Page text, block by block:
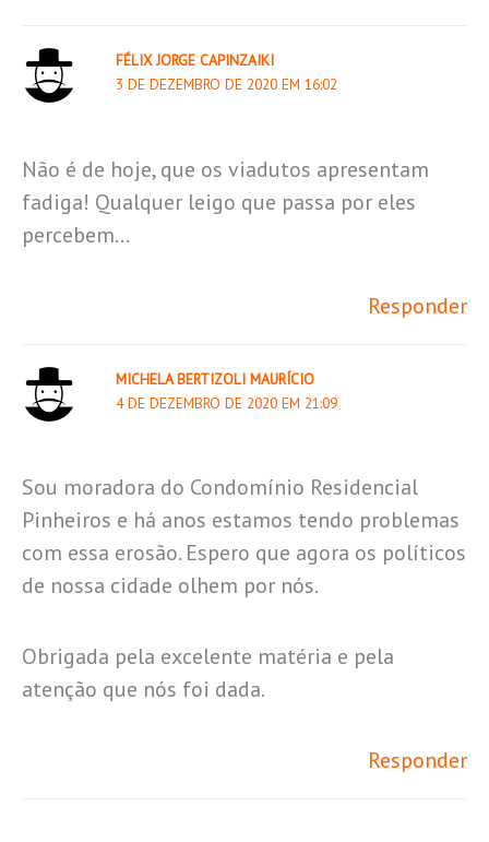
FÉLIX JORGE CAPINZAIKI
3 DE DEZEMBRO DE 2020 EM 16:02
Não é de hoje, que os viadutos apresentam
fadiga! Qualquer leigo que passa por eles
percebem…
Responder
MICHELA BERTIZOLI MAURÍCIO
4 DE DEZEMBRO DE 2020 EM 21:09
Sou moradora do Condomínio Residencial
Pinheiros e há anos estamos tendo problemas
com essa erosão. Espero que agora os políticos
de nossa cidade olhem por nós.
Obrigada pela excelente matéria e pela
atenção que nós foi dada.
Responder